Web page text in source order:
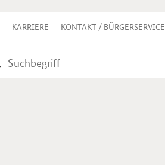
KARRIERE KONTAKT / BÜRGERSERVICE